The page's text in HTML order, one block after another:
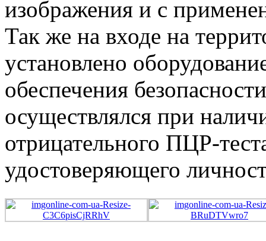
изображения и с
Так же на входе на
установлено
обеспечения
осуществлялся при
отрицательного ПЦР-
удостоверяющего